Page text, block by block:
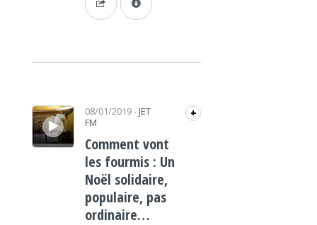
Lecteur audio 08/01/2019- JET
FM
+
Comment vont
les fourmis : Un
Noël solidaire,
populaire, pas
ordinaire…